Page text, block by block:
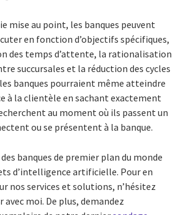
mise au point, les banques peuvent
en fonction d’objectifs spécifiques,
des temps d’attente, la rationalisation
succursales et la réduction des cycles
banques pourraient même atteindre
à la clientèle en sachant exactement
au moment où ils passent un
ou se présentent à la banque.
banques de premier plan du monde
d’intelligence artificielle. Pour en
nos services et solutions, n’hésitez
avec moi. De plus, demandez